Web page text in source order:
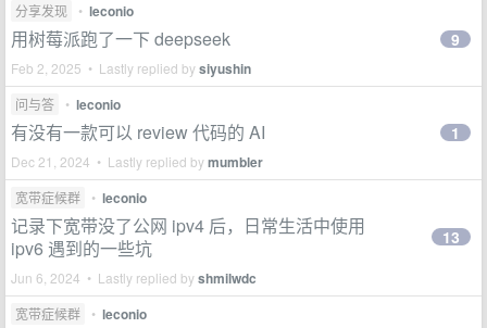
分享发现 • leconio
用树莓派跑了一下 deepseek
Feb 2, 2025 • Lastly replied bysiyushin
9
问与答 • leconio
有没有一款可以 review 代码的 AI
Dec 21, 2024 • Lastly replied bymumbler
1
宽带症候群 • leconio
记录下宽带没了公网 ipv4 后，日常生活中使用
ipv6 遇到的一些坑
Jun 6, 2024 • Lastly replied byshmilwdc
13
宽带症候群 • leconio